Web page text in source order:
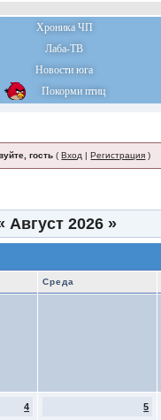
Хроника ЧП
Лаба-ТВ
Новости юга
Покорми птиц
гость (Вход |Регистрация )
Август 2026 »
Среда
4
5